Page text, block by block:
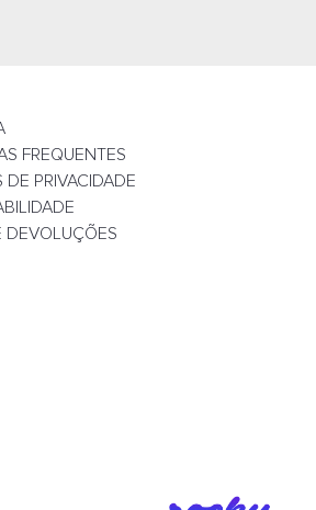
FREQUENTES
DE PRIVACIDADE
DEVOLUÇÕES